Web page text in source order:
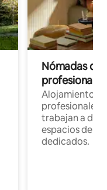
Nómadas
Alojamientos
profesionales
trabajan a
espacios de
dedicados.